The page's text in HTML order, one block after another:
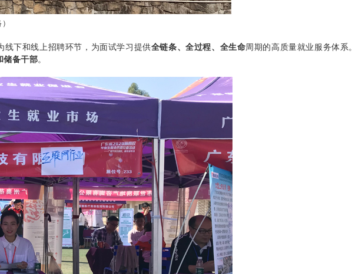
下和线上招聘环节，为面试学习提供全链条、全过程、全生命周期的高质量就业服务体系。
储备干部。